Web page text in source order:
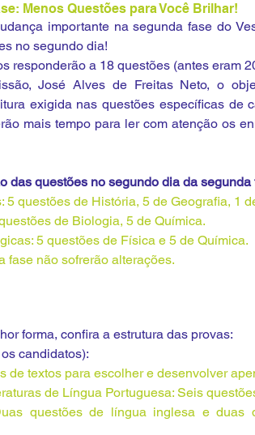
Menos Questões para Você Brilhar!
importante na segunda fase do
no segundo dia!
responderão a 18 questões (antes eram
José Alves de Freitas Neto, o
exigida nas questões específicas de
mais tempo para ler com atenção os
das questões no segundo dia da segunda
5 questões de História, 5 de Geografia, 1
de Biologia, 5 de Química.
5 questões de Física e 5 de Química.
fase não sofrerão alterações.
forma, confira a estrutura das provas:
candidatos):
de textos para escolher e desenvolver
de Língua Portuguesa: Seis
questões de língua inglesa e duas